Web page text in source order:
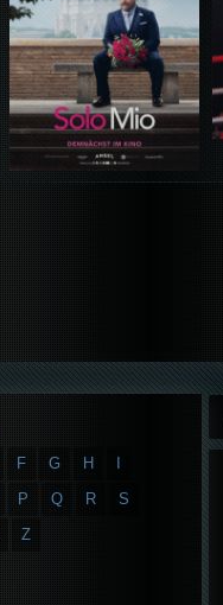
F G H
P Q R
S
Z